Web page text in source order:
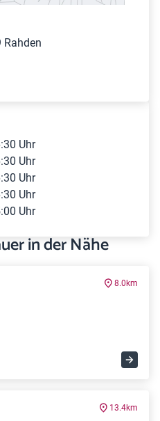
Rahden
Uhr
Uhr
Uhr
Uhr
Uhr
in der Nähe
8.0km
13.4km